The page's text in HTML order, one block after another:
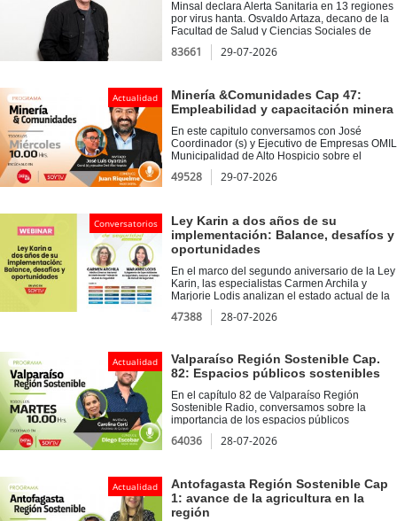
Minsal declara Alerta Sanitaria en 13 regiones
por virus hanta. Osvaldo Artaza, decano de la
Facultad de Salud y Ciencias Sociales de
Universidad de Las Américas explica las
razones de esta medida y la letalidad de la
83661 29-07-2026
Actualidad
Minería &Comunidades Cap 47:
Empleabilidad y capacitación minera
En este capitulo conversamos con José
Coordinador (s) y Ejecutivo de Empresas OMIL
Municipalidad de Alto Hospicio sobre el
desarrollo de las comunidades mineras a
través de la capacitación y oportunidades de
Diseño Comunitario“Barquito de Papel”.
49528 29-07-2026
Conversatorios
Ley Karin a dos años de su
implementación: Balance, desafíos y
oportunidades
En el marco del segundo aniversario de la Ley
Karin, las especialistas Carmen Archila y
Marjorie Lodis analizan el estado actual de la
normativa que transformó las relaciones
laborales en Chile. Durante el encuentro,
claves para mejorar su aplicación en las
distintas organizaciones.
47388 28-07-2026
Actualidad
Valparaíso Región Sostenible Cap.
82: Espacios públicos sostenibles
En el capítulo 82 de Valparaíso Región
Sostenible Radio, conversamos sobre la
importancia de los espacios públicos
sostenibles, que permiten la construcción de
una ciudad más segura, inclusiva y con mejor
sección Voces Sostenibles, dialogamos con
Carlos Vásquez, Gerente Comercial de
Covisa.
64036 28-07-2026
Actualidad
Antofagasta Región Sostenible Cap
1: avance de la agricultura en la
región